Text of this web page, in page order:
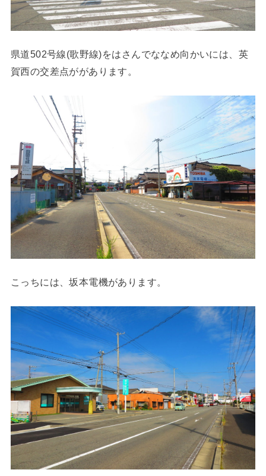
県道502号線(歌野線)をはさんでななめ向かいには、英
賀西の交差点ががあります。
こっちには、坂本電機があります。